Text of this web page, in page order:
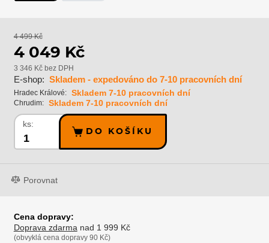
4 499 Kč
4 049 Kč
3 346 Kč bez DPH
E-shop: Skladem - expedováno do 7-10 pracovních dní
Hradec Králové: Skladem 7-10 pracovních dní
Chrudim: Skladem 7-10 pracovních dní
ks:
DO KOŠÍKU
Porovnat
Cena dopravy:
Doprava zdarma nad 1 999 Kč
(obvyklá cena dopravy 90 Kč)